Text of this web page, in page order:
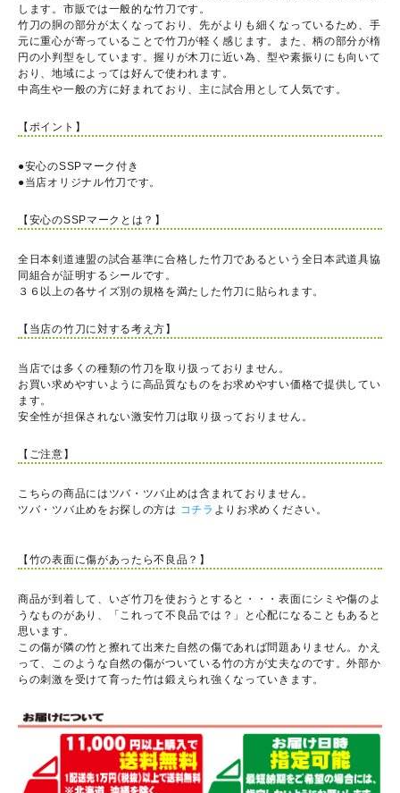
します。市販では一般的な竹刀です。
竹刀の胴の部分が太くなっており、先がよりも細くなっているため、手
元に重心が寄っていることで竹刀が軽く感じます。また、柄の部分が楕
円の小判型をしています。握りが木刀に近い為、型や素振りにも向いて
おり、地域によっては好んで使われます。
中高生や一般の方に好まれており、主に試合用として人気です。
【ポイント】
●安心のSSPマーク付き
●当店オリジナル竹刀です。
【安心のSSPマークとは？】
全日本剣道連盟の試合基準に合格した竹刀であるという全日本武道具協
同組合が証明するシールです。
３６以上の各サイズ別の規格を満たした竹刀に貼られます。
【当店の竹刀に対する考え方】
当店では多くの種類の竹刀を取り扱っておりません。
お買い求めやすいように高品質なものをお求めやすい価格で提供してい
ます。
安全性が担保されない激安竹刀は取り扱っておりません。
【ご注意】
こちらの商品にはツバ・ツバ止めは含まれておりません。
ツバ・ツバ止めをお探しの方は コチラ よりお求めください。
【竹の表面に傷があったら不良品？】
商品が到着して、いざ竹刀を使おうとすると・・・表面にシミや傷のよ
うなものがあり、「これって不良品では？」と心配になることもあると
思います。
この傷が隣の竹と擦れて出来た自然の傷であれば問題ありません。かえ
って、このような自然の傷がついている竹の方が丈夫なのです。外部か
らの刺激を受けて育った竹は鍛えられ強くなっていきます。